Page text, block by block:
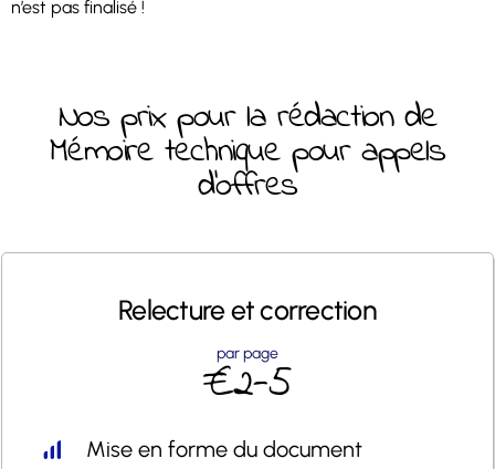
n’est pas finalisé !
Nos prix pour la rédaction de
Mémoire technique pour appels
d’offres
Relecture etcorrection
par page
€2-5
Mise en forme du document